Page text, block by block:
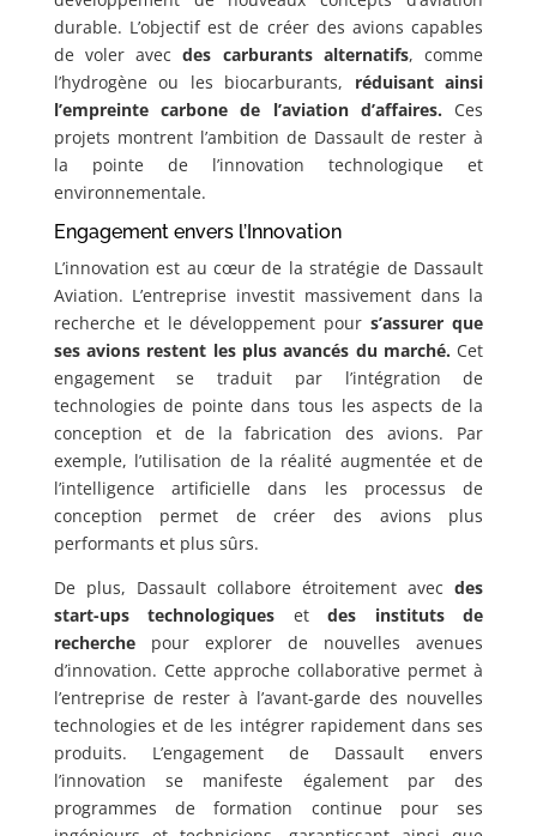
durable. L’objectif est de créer des avions capables
de voler avec des carburants alternatifs, comme
l’hydrogène ou les biocarburants, réduisant ainsi
l’empreinte carbone de l’aviation d’affaires. Ces
projets montrent l’ambition de Dassault de rester à
la pointe de l’innovation technologique et
environnementale.
Engagement envers l’Innovation
L’innovation est au cœur de la stratégie de Dassault
Aviation. L’entreprise investit massivement dans la
recherche et le développement pours’assurer que
ses avions restent les plus avancés du marché. Cet
engagement se traduit par l’intégration de
technologies de pointe dans tous les aspects de la
conception et de la fabrication des avions. Par
exemple, l’utilisation de la réalité augmentée et de
l’intelligence artificielle dans les processus de
conception permet de créer des avions plus
performants et plus sûrs.
De plus, Dassault collabore étroitement avecdes
start-ups technologiques etdes instituts de
recherchepour explorer de nouvelles avenues
d’innovation. Cette approche collaborative permet à
l’entreprise de rester à l’avant-garde des nouvelles
technologies et de les intégrer rapidement dans ses
produits. L’engagement de Dassault envers
l’innovation se manifeste également par des
programmes de formation continue pour ses